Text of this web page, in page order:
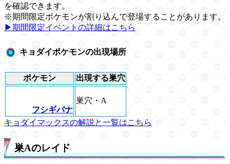
を確認できます。
※期間限定ポケモンが割り込んで登場することがあります。
▶期間限定イベントの詳細はこちら
キョダイポケモンの出現場所
ポケモン 出現する巣穴
フシギバナ
巣穴・A
キョダイマックスの解説と一覧はこちら
巣Aのレイド